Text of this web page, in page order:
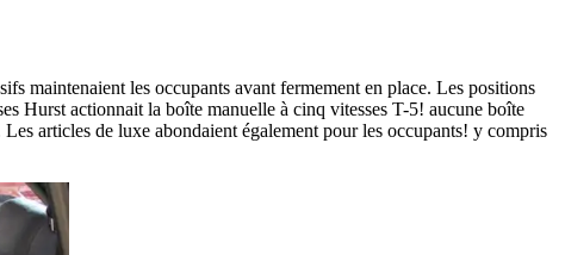
maintenaient les occupants avant fermement en place. Les positions
Hurst actionnait la boîte manuelle à cinq vitesses T-5! aucune boîte
articles de luxe abondaient également pour les occupants! y compris